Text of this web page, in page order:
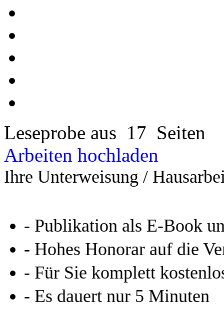
Leseprobe aus 17 Seiten
Arbeiten hochladen
Ihre Unterweisung /
- Publikation als E-Book
- Hohes Honorar auf die
- Für Sie komplett
- Es dauert nur 5 Minuten